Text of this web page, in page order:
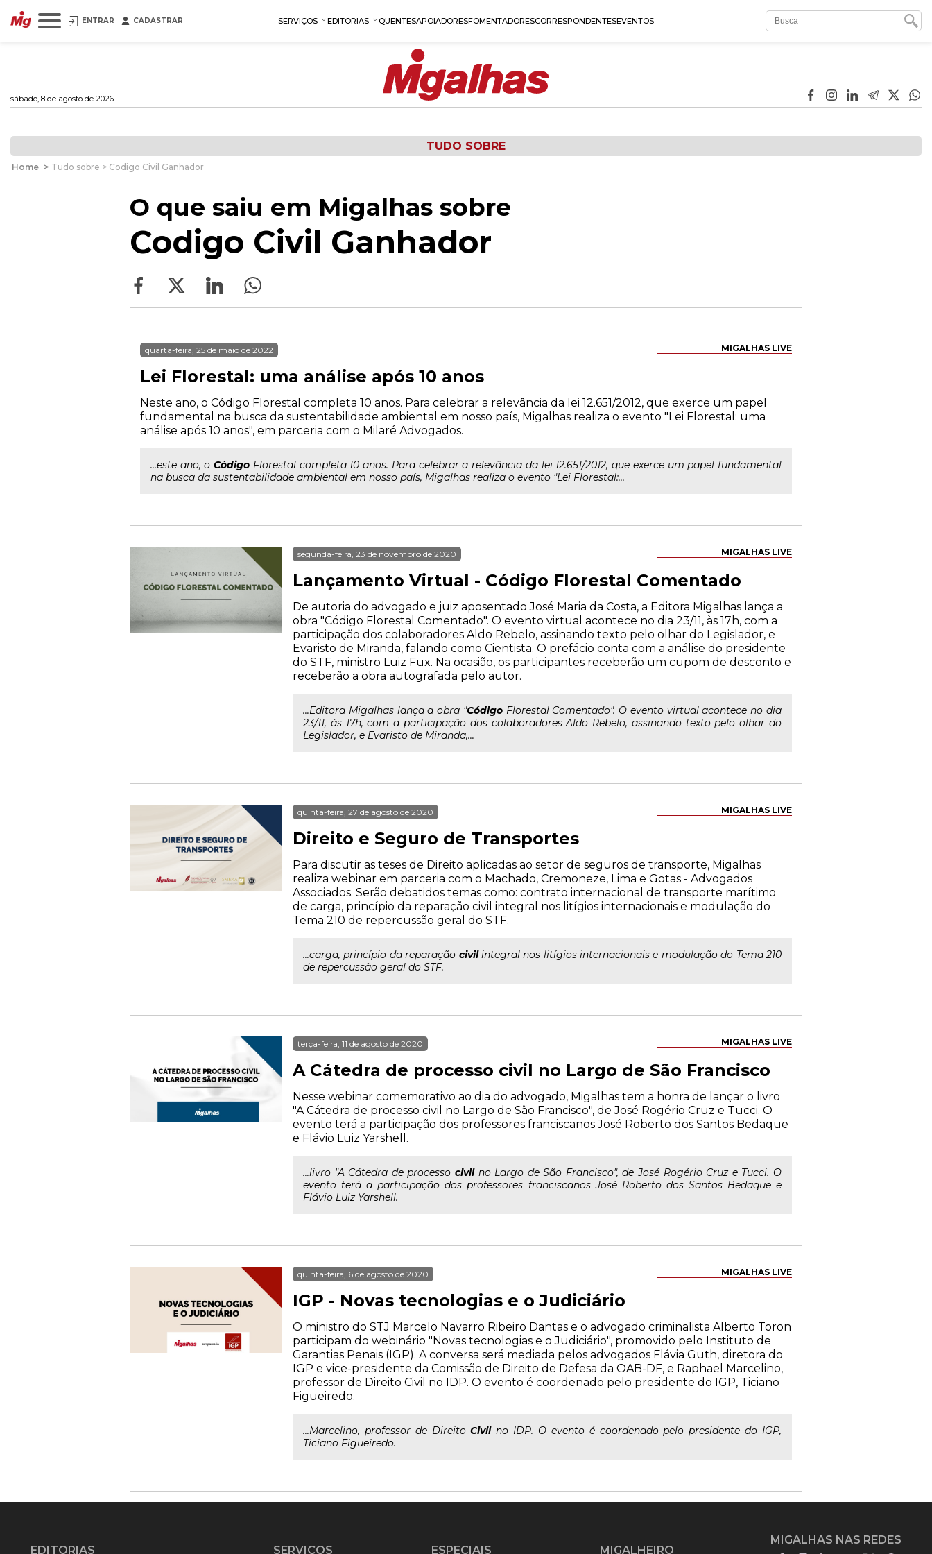
ENTRAR CADASTRAR SERVIÇOS EDITORIAS QUENTESAPOIADORESFOMENTADORESCORRESPONDENTESEVENTOS
sábado, 8 de agosto de 2026
TUDO SOBRE
Home > Tudo sobre > Codigo Civil Ganhador
O que saiu em Migalhas sobre
Codigo Civil Ganhador
MIGALHAS LIVE
quarta-feira, 25 de maio de 2022
Lei Florestal: uma análise após 10 anos
Neste ano, o Código Florestal completa 10 anos. Para celebrar a relevância da lei 12.651/2012, que exerce um papel
fundamental na busca da sustentabilidade ambiental em nosso país, Migalhas realiza o evento "Lei Florestal: uma
análise após 10 anos", em parceria com o Milaré Advogados.
...este ano, oCódigo Florestal completa 10 anos. Para celebrar a relevância da lei 12.651/2012, que exerce um papel fundamental
na busca da sustentabilidade ambiental em nosso país, Migalhas realiza o evento "Lei Florestal:...
MIGALHAS LIVE
segunda-feira, 23 de novembro de 2020
Lançamento Virtual - Código Florestal Comentado
De autoria do advogado e juiz aposentado José Maria da Costa, a Editora Migalhas lança a
obra "Código Florestal Comentado". O evento virtual acontece no dia 23/11, às 17h, com a
participação dos colaboradores Aldo Rebelo, assinando texto pelo olhar do Legislador, e
Evaristo de Miranda, falando como Cientista. O prefácio conta com a análise do presidente
do STF, ministro Luiz Fux. Na ocasião, os participantes receberão um cupom de desconto e
receberão a obra autografada pelo autor.
...Editora Migalhas lança a obra "CódigoFlorestal Comentado". O evento virtual acontece no dia
23/11, às 17h, com a participação dos colaboradores Aldo Rebelo, assinando texto pelo olhar do
Legislador, e Evaristo de Miranda,...
MIGALHAS LIVE
quinta-feira, 27 de agosto de 2020
Direito e Seguro de Transportes
Para discutir as teses de Direito aplicadas ao setor de seguros de transporte, Migalhas
realiza webinar em parceria com o Machado, Cremoneze, Lima e Gotas - Advogados
Associados. Serão debatidos temas como: contrato internacional de transporte marítimo
de carga, princípio da reparação civil integral nos litígios internacionais e modulação do
Tema 210 de repercussão geral do STF.
...carga, princípio da reparação civilintegral nos litígios internacionais e modulação do Tema 210
de repercussão geral do STF.
MIGALHAS LIVE
terça-feira, 11 de agosto de 2020
A Cátedra de processo civil no Largo de São Francisco
Nesse webinar comemorativo ao dia do advogado, Migalhas tem a honra de lançar o livro
"A Cátedra de processo civil no Largo de São Francisco", de José Rogério Cruz e Tucci. O
evento terá a participação dos professores franciscanos José Roberto dos Santos Bedaque
e Flávio Luiz Yarshell.
...livro "A Cátedra de processo civilno Largo de São Francisco", de José Rogério Cruz e Tucci. O
evento terá a participação dos professores franciscanos José Roberto dos Santos Bedaque e
Flávio Luiz Yarshell.
MIGALHAS LIVE
quinta-feira, 6 de agosto de 2020
IGP - Novas tecnologias e o Judiciário
O ministro do STJ Marcelo Navarro Ribeiro Dantas e o advogado criminalista Alberto Toron
participam do webinário "Novas tecnologias e o Judiciário", promovido pelo Instituto de
Garantias Penais (IGP). A conversa será mediada pelos advogados Flávia Guth, diretora do
IGP e vice-presidente da Comissão de Direito de Defesa da OAB-DF, e Raphael Marcelino,
professor de Direito Civil no IDP. O evento é coordenado pelo presidente do IGP, Ticiano
Figueiredo.
...Marcelino, professor de DireitoCivilno IDP. O evento é coordenado pelo presidente do IGP,
Ticiano Figueiredo.
EDITORIAS SERVIÇOS ESPECIAIS MIGALHEIRO
MIGALHAS NAS REDES